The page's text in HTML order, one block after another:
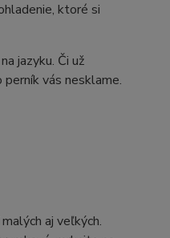
ktoré si
jazyku. Či už
vás nesklame.
aj veľkých.